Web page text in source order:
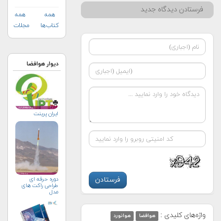
فرستادن دیدگاه جدید
واژه‌های کلیدی : هوافضا
هوانورد
همه
کتاب‌ها
همه
مجلات
دیوار هوافضا
ایران پرینت
دوره حرفه ای
طراحی راکت های
مدل